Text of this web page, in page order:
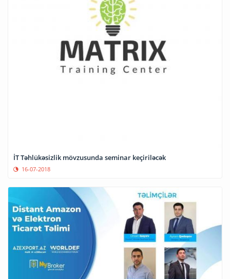
İT Təhlükəsizlik mövzusunda seminar keçiriləcək
16-07-2018